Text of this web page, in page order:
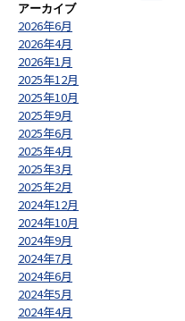
アーカイブ
2026年6月
2026年4月
2026年1月
2025年12月
2025年10月
2025年9月
2025年6月
2025年4月
2025年3月
2025年2月
2024年12月
2024年10月
2024年9月
2024年7月
2024年6月
2024年5月
2024年4月